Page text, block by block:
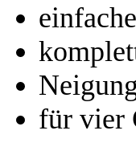
für vier